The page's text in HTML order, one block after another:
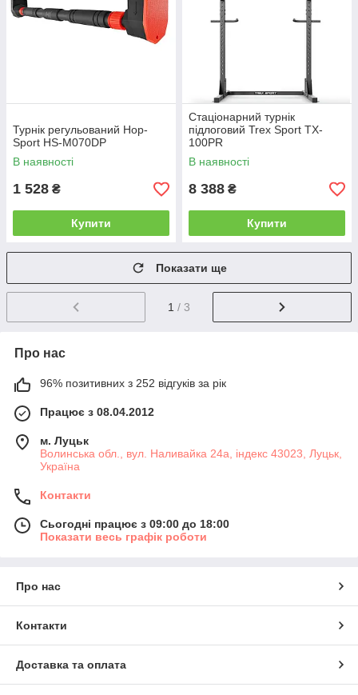
Турнік регульований Hop-
Sport HS-M070DP
В наявності
1 528 ₴
Купити
Стаціонарний турнік
підлоговий Trex Sport TX-
100PR
В наявності
8 388 ₴
Купити
Показати ще
1 / 3
Про нас
96% позитивних з 252 відгуків за рік
Працює з 08.04.2012
м. Луцьк
Волинська обл., вул. Наливайка 24а, індекс 43023, Луцьк,
Україна
Контакти
Сьогодні працює з 09:00 до 18:00
Показати весь графік роботи
Про нас
Контакти
Доставка та оплата